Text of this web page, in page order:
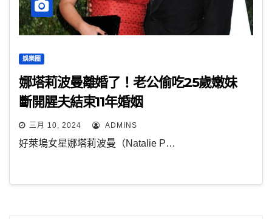
娛樂圈
娜塔莉波曼離婚了！老公偷吃25歲嫩妹
斷開腥夫結束11年婚姻
三月 10, 2024 ADMINS
好萊塢女星娜塔莉波曼（Natalie P…